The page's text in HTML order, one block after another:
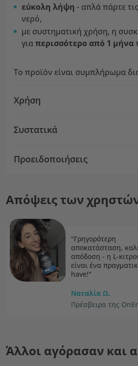
εύκολη λήψη - απλά πάρτε
νερό,
με συστηματική χρήση, η
γιαπερισσότερο από 1 μήνα
Το προϊόν είναι συμπλήρωμα
Χρήση
Συστατικά
Προειδοποιήσεις
Απόψεις των
"Γρηγορότερη
αποκατάσταση,
απόδοση - η L-
είναι ένα
have!"
Ναταλία Ω.
Πρέσβειρα της
Άλλοι αγόρασαν και